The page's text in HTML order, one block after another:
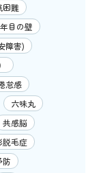
困難
目の壁
障害)
怠感
六味丸
共感脳
脱毛症
防